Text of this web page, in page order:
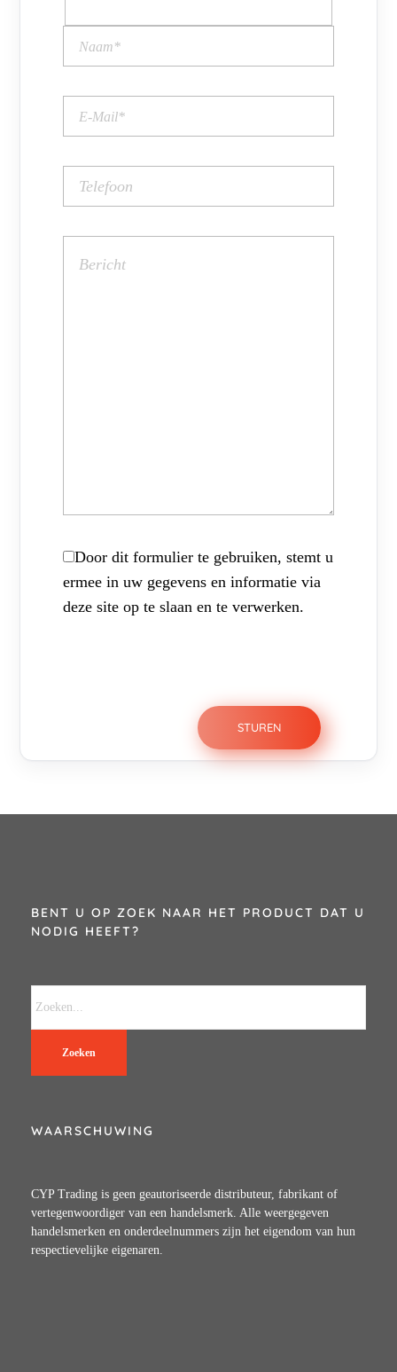
Door dit formulier te gebruiken, stemt u
ermee in uw gegevens en informatie via
deze site op te slaan en te verwerken.
BENT U OP ZOEK NAAR HET PRODUCT DAT U
NODIG HEEFT?
Zoeken
WAARSCHUWING
CYP Trading is geen geautoriseerde distributeur, fabrikant of
vertegenwoordiger van een handelsmerk. Alle weergegeven
handelsmerken en onderdeelnummers zijn het eigendom van hun
respectievelijke eigenaren.